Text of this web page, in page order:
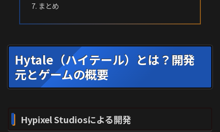
まとめ
Hytale（ハイテール）とは？開発
元とゲームの概要
Hypixel Studiosによる開発